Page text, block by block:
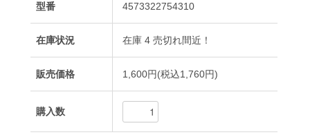
型番 4573322754310
在庫状況 在庫 4 売切れ間近！
販売価格 1,600円(税込1,760円)
購入数